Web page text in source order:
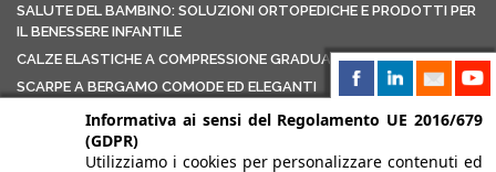
SALUTE DEL BAMBINO: SOLUZIONI ORTOPEDICHE E PRODOTTI PER
IL BENESSERE INFANTILE
CALZE ELASTICHE A COMPRESSIONE GRADUATA
SCARPE A BERGAMO COMODE ED ELEGANTI
AUSILI ORTOPEDICI PER LAVORI USURANTI: COME UN NEGOZIO
ORTOPEDICO PUÒ AIUTARTI DAVVERO
Informativa ai sensi del Regolamento UE 2016/679
(GDPR)
Utilizziamo i cookies per personalizzare contenuti ed